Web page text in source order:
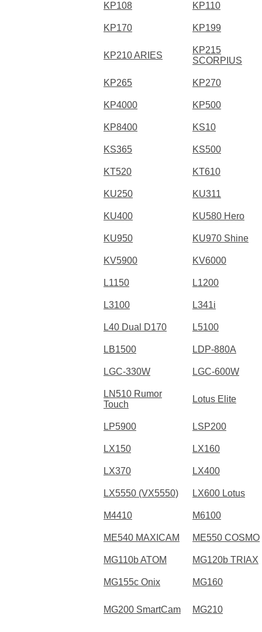
KP108 KP110
KP170 KP199
KP210 ARIES
KP215
SCORPIUS
KP265 KP270
KP4000 KP500
KP8400 KS10
KS365 KS500
KT520 KT610
KU250 KU311
KU400 KU580 Hero
KU950 KU970 Shine
KV5900 KV6000
L1150 L1200
L3100 L341i
L40 Dual D170 L5100
LB1500 LDP-880A
LGC-330W LGC-600W
LN510 Rumor
Touch
Lotus Elite
LP5900 LSP200
LX150 LX160
LX370 LX400
LX5550 (VX5550) LX600 Lotus
M4410 M6100
ME540 MAXICAM ME550 COSMO
MG110b ATOM MG120b TRIAX
MG155c Onix MG160
MG200 SmartCam MG210